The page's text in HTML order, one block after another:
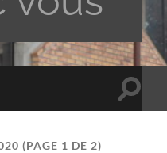
Toggle
(PAGE 1 DE 2)